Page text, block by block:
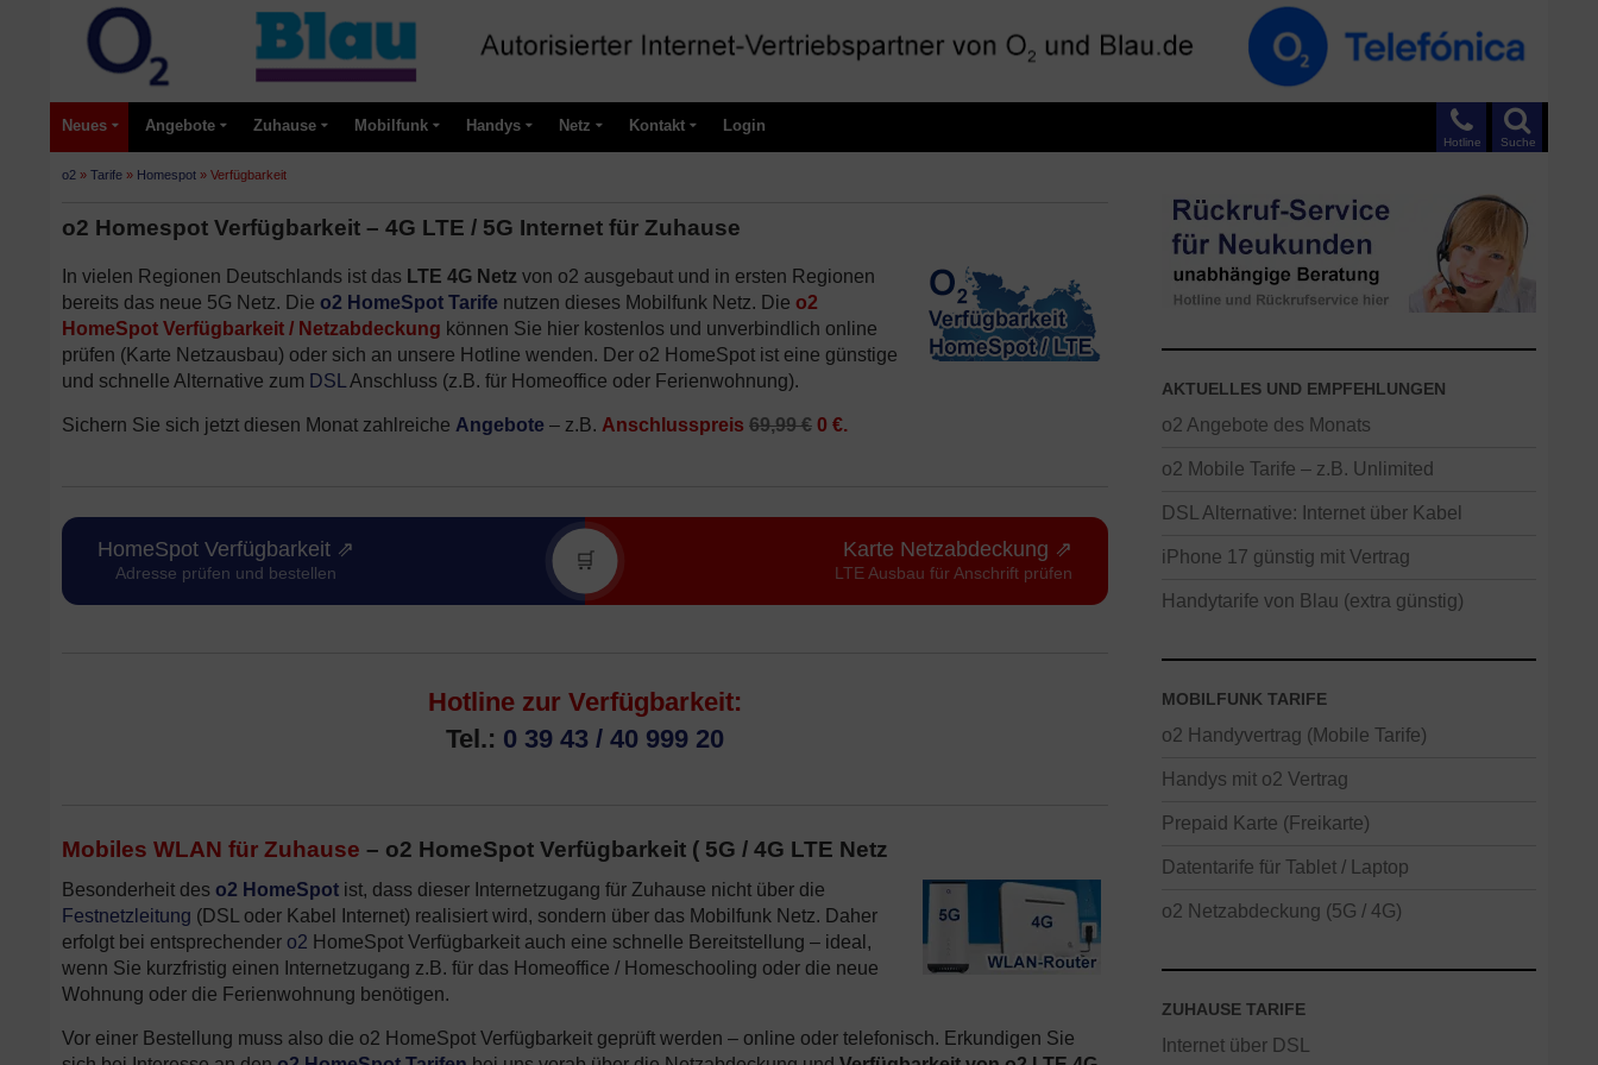
Suche
Hotline
Neues Angebote Zuhause Mobilfunk Handys Netz Kontakt Login
o2 » Tarife » Homespot » Verfügbarkeit
o2 Homespot Verfügbarkeit – 4G LTE / 5G Internet für Zuhause
In vielen Regionen Deutschlands ist das LTE 4G Netz von o2 ausgebaut und in ersten Regionen
bereits das neue 5G Netz. Die o2 HomeSpot Tarife nutzen dieses Mobilfunk Netz. Die o2
HomeSpot Verfügbarkeit / Netzabdeckung können Sie hier kostenlos und unverbindlich online
prüfen (Karte Netzausbau) oder sich an unsere Hotline wenden. Der o2 HomeSpot ist eine günstige
und schnelle Alternative zum DSL Anschluss (z.B. für Homeoffice oder Ferienwohnung).
Sichern Sie sich jetzt diesen Monat zahlreiche Angebote – z.B. Anschlusspreis 69,99 € 0 €.
HomeSpot Verfügbarkeit ⇗
Adresse prüfen und bestellen
🛒 Karte Netzabdeckung ⇗
LTE Ausbau für Anschrift prüfen
Hotline zur Verfügbarkeit:
Tel.: 0 39 43 / 40 999 20
Mobiles WLAN für Zuhause – o2 HomeSpot Verfügbarkeit ( 5G / 4G LTE Netz
Besonderheit des o2 HomeSpot ist, dass dieser Internetzugang für Zuhause nicht über die
Festnetzleitung (DSL oder Kabel Internet) realisiert wird, sondern über das Mobilfunk Netz. Daher
erfolgt bei entsprechender o2 HomeSpot Verfügbarkeit auch eine schnelle Bereitstellung – ideal,
wenn Sie kurzfristig einen Internetzugang z.B. für das Homeoffice / Homeschooling oder die neue
Wohnung oder die Ferienwohnung benötigen.
Vor einer Bestellung muss also die o2 HomeSpot Verfügbarkeit geprüft werden – online oder telefonisch. Erkundigen Sie
AKTUELLES UND EMPFEHLUNGEN
o2 Angebote des Monats
o2 Mobile Tarife – z.B. Unlimited
DSL Alternative: Internet über Kabel
iPhone 17 günstig mit Vertrag
Handytarife von Blau (extra günstig)
MOBILFUNK TARIFE
o2 Handyvertrag (Mobile Tarife)
Handys mit o2 Vertrag
Prepaid Karte (Freikarte)
Datentarife für Tablet / Laptop
o2 Netzabdeckung (5G / 4G)
ZUHAUSE TARIFE
Internet über DSL